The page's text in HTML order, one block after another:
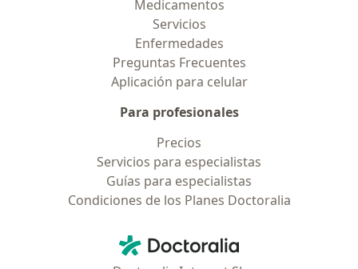
Medicamentos
Servicios
Enfermedades
Preguntas Frecuentes
Aplicación para celular
Para profesionales
Precios
Servicios para especialistas
Guías para especialistas
Condiciones de los Planes Doctoralia
Doctoralia - Página de inicio